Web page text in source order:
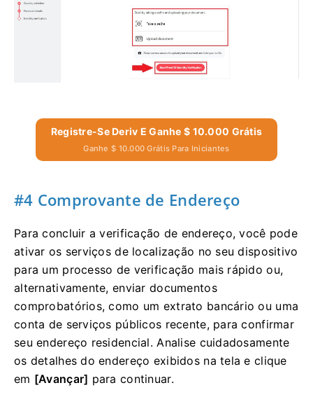
Registre-Se Deriv E Ganhe $ 10.000 Grátis
Ganhe $ 10.000 Grátis Para Iniciantes
#4 Comprovante de Endereço
Para concluir a verificação de endereço, você pode
ativar os serviços de localização no seu dispositivo
para um processo de verificação mais rápido ou,
alternativamente, enviar documentos
comprobatórios, como um extrato bancário ou uma
conta de serviços públicos recente, para confirmar
seu endereço residencial. Analise cuidadosamente
os detalhes do endereço exibidos na tela e clique
em [Avançar] para continuar.